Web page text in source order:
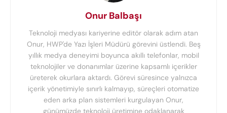
Onur Balbaşı
Teknoloji medyası kariyerine editör olarak adım atan
Onur, HWP'de Yazı İşleri Müdürü görevini üstlendi. Beş
yıllık medya deneyimi boyunca akıllı telefonlar, mobil
teknolojiler ve donanımlar üzerine kapsamlı içerikler
üreterek okurlara aktardı. Görevi süresince yalnızca
içerik yönetimiyle sınırlı kalmayıp, süreçleri otomatize
eden arka plan sistemleri kurgulayan Onur,